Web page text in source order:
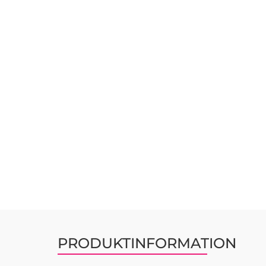
PRODUKTINFORMATION